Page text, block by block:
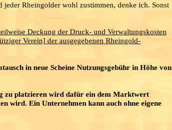
Rheingolder wohl zustimmen, denke ich. Sonst
Deckung der Druck- und Verwaltungskosten
Verein] der ausgegebenen Rheingold-
in neue Scheine Nutzungsgebühr in Höhe von
zu platzieren wird dafür ein dem Marktwert
wird. Ein Unternehmen kann auch ohne eigene